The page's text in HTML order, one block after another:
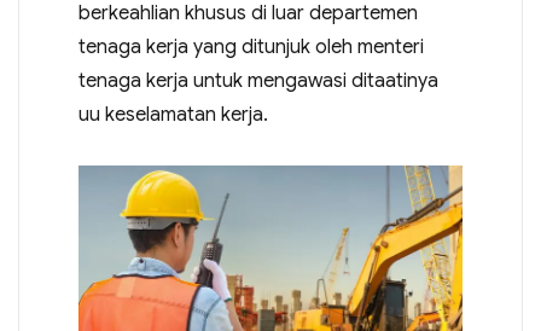
berkeahlian khusus di luar departemen
tenaga kerja yang ditunjuk oleh menteri
tenaga kerja untuk mengawasi ditaatinya
uu keselamatan kerja.